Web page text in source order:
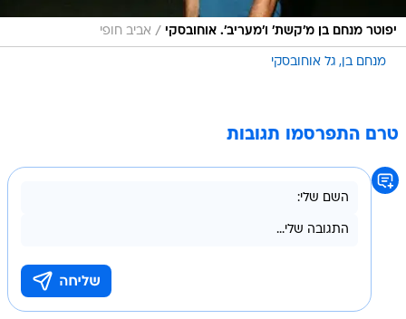
יפוטר מנחם בן מ'קשת' ו'מעריב'. אוחובסקי / אביב חופי
מנחם בן גל אוחובסקי
טרם התפרסמו תגובות